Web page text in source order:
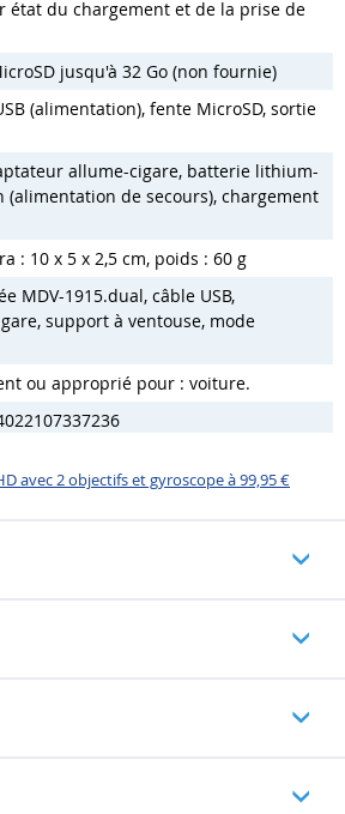
état du chargement et de la prise de
jusqu'à 32 Go (non fournie)
(alimentation), fente MicroSD, sortie
allume-cigare, batterie lithium-
(alimentation de secours), chargement
: 10 x 5 x 2,5 cm, poids : 60 g
MDV-1915.dual, câble USB,
support à ventouse, mode
ou approprié pour : voiture.
avec 2 objectifs et gyroscope à 99,95 €